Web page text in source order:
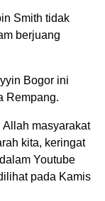
Smith tidak
berjuang
Bogor ini
Rempang.
Allah masyarakat
kita, keringat
Youtube
pada Kamis